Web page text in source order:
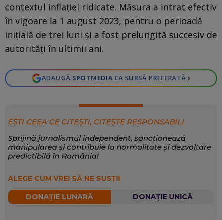
contextul inflației ridicate. Măsura a intrat efectiv
în vigoare la 1 august 2023, pentru o perioadă
inițială de trei luni și a fost prelungită succesiv de
autorități în ultimii ani.
ADAUGĂ SPOTMEDIA CA SURSĂ PREFERATĂ ›
EȘTI CEEA CE CITEȘTI, CITEȘTE RESPONSABIL!
Sprijină jurnalismul independent, sancționează
manipularea și contribuie la normalitate și dezvoltare
predictibilă în România!
ALEGE CUM VREI SĂ NE SUSȚII
DONAȚIE LUNARĂ DONAȚIE UNICĂ